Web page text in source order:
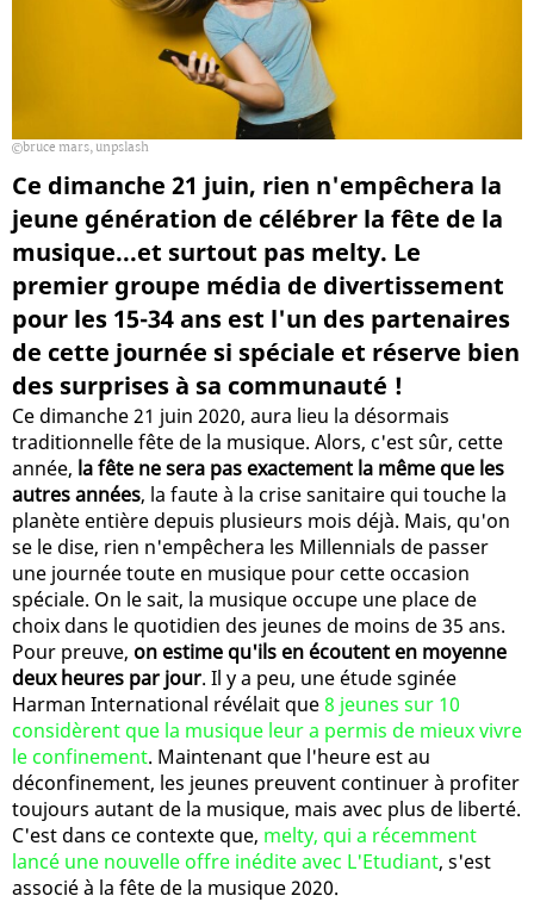
bruce mars, unpslash
Ce dimanche 21 juin, rien n'empêchera la
jeune génération de célébrer la fête de la
musique...et surtout pas melty. Le
premier groupe média de divertissement
pour les 15-34 ans est l'un des partenaires
de cette journée si spéciale et réserve bien
des surprises à sa communauté !
Ce dimanche 21 juin 2020, aura lieu la désormais
traditionnelle fête de la musique. Alors, c'est sûr, cette
année, la fête ne sera pas exactement la même que les
autres années, la faute à la crise sanitaire qui touche la
planète entière depuis plusieurs mois déjà. Mais, qu'on
se le dise, rien n'empêchera les Millennials de passer
une journée toute en musique pour cette occasion
spéciale. On le sait, la musique occupe une place de
choix dans le quotidien des jeunes de moins de 35 ans.
Pour preuve, on estime qu'ils en écoutent en moyenne
deux heures par jour. Il y a peu, une étude sginée
Harman International révélait que 8 jeunes sur 10
considèrent que la musique leur a permis de mieux vivre
le confinement. Maintenant que l'heure est au
déconfinement, les jeunes preuvent continuer à profiter
toujours autant de la musique, mais avec plus de liberté.
C'est dans ce contexte que, melty, qui a récemment
lancé une nouvelle offre inédite avec L'Etudiant, s'est
associé à la fête de la musique 2020.